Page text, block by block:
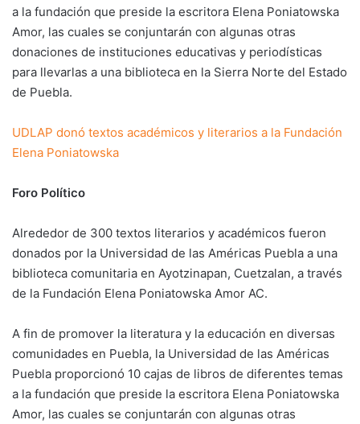
a la fundación que preside la escritora Elena Poniatowska
Amor, las cuales se conjuntarán con algunas otras
donaciones de instituciones educativas y periodísticas
para llevarlas a una biblioteca en la Sierra Norte del Estado
de Puebla.
UDLAP donó textos académicos y literarios a la Fundación
Elena Poniatowska
Foro Político
Alrededor de 300 textos literarios y académicos fueron
donados por la Universidad de las Américas Puebla a una
biblioteca comunitaria en Ayotzinapan, Cuetzalan, a través
de la Fundación Elena Poniatowska Amor AC.
A fin de promover la literatura y la educación en diversas
comunidades en Puebla, la Universidad de las Américas
Puebla proporcionó 10 cajas de libros de diferentes temas
a la fundación que preside la escritora Elena Poniatowska
Amor, las cuales se conjuntarán con algunas otras